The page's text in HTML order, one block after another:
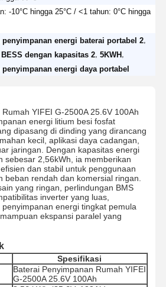
-10°C hingga 25°C / <1 tahun: 0°C hingga
penyimpanan energi baterai portabel 2
,BESS dengan kapasitas 2 ,5KWH
energi daya portabel
YIFEI G-2500A 25.6V 100Ah
energi litium besi fosfat
dipasang di dinding yang dirancang
kecil, aplikasi daya cadangan,
jaringan. Dengan kapasitas energi
sebesar 2,56kWh, ia memberikan
dan stabil untuk penggunaan
beban rendah dan komersial ringan.
yang ringan, perlindungan BMS
inverter yang luas,
energi tingkat pemula
ekspansi paralel yang
Spesifikasi
Baterai Penyimpanan Rumah YIFEI
G-2500A 25.6V 100Ah